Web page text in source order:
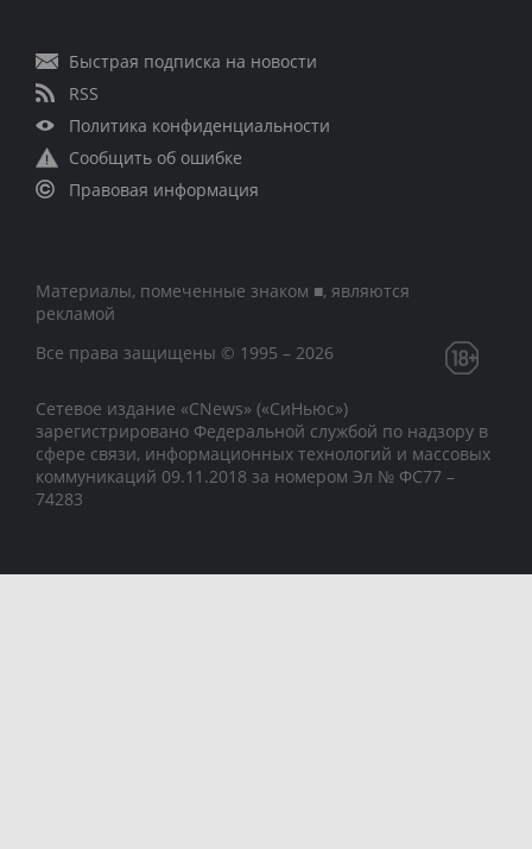
Быстрая подписка на новости
RSS
Политика конфиденциальности
Сообщить об ошибке
Правовая информация
Материалы, помеченные знаком ■, являются
рекламой
Все права защищены © 1995 – 2026
Сетевое издание «CNews» («СиНьюс»)
зарегистрировано Федеральной службой по надзору в
сфере связи, информационных технологий и массовых
коммуникаций 09.11.2018 за номером Эл № ФС77 –
74283